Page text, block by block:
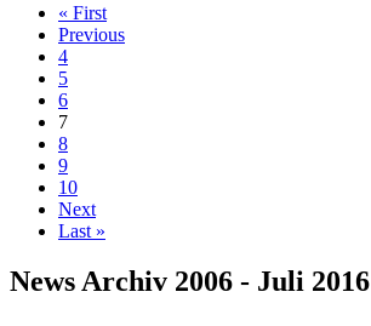
« First
Previous
4
5
6
7
8
9
10
Next
Last »
News Archiv 2006 - Juli 2016